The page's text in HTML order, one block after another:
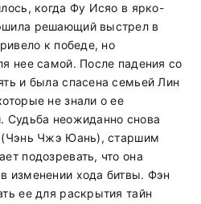
когда Фу Исяо в ярко-
решающий выстрел в
к победе, но
нее самой. После падения со
и была спасена семьей Лин
не знали о ее
Судьба неожиданно снова
Чжэ Юань), старшим
подозревать, что она
изменении хода битвы. Фэн
ее для раскрытия тайн